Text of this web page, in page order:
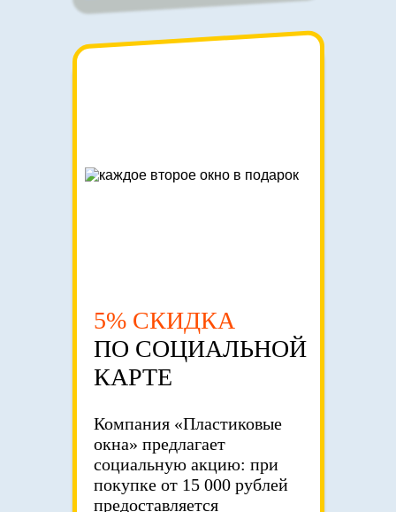
5% СКИДКА
ПО СОЦИАЛЬНОЙ
КАРТЕ
Компания «Пластиковые
окна» предлагает
социальную акцию: при
покупке от 15 000 рублей
предоставляется